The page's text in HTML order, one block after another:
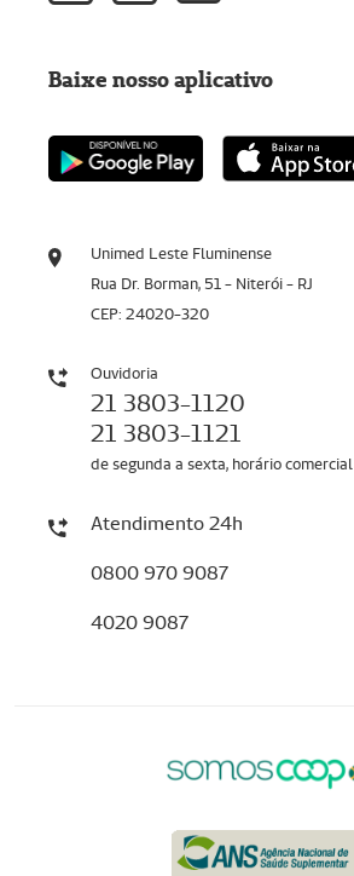
Unimed Leste Fluminense
Rua Dr. Borman, 51 - Niterói - RJ
CEP: 24020-320
Ouvidoria
21 3803-1120
21 3803-1121
de segunda a sexta, horário comercial
Atendimento 24h
0800 970 9087
4020 9087
Baixe nosso aplicativo